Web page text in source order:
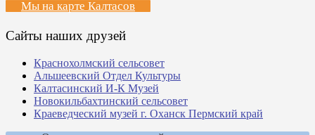
Мы на карте Калтасов
Сайты наших друзей
Краснохолмский сельсовет
Альшеевский Отдел Культуры
Калтасинский И-К Музей
Новокильбахтинский сельсовет
Краеведческий музей г. Оханск Пермский край